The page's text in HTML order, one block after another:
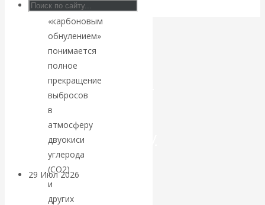
Искусственный
интеллект —
революционный
переход к
посткапитализму
29 Июл 2026
финансовая олигархия
Под
«карбоновым
обнулением»
понимается
полное
прекращение
выбросов
в
атмосферу
двуокиси
углерода
(СО2)
и
других